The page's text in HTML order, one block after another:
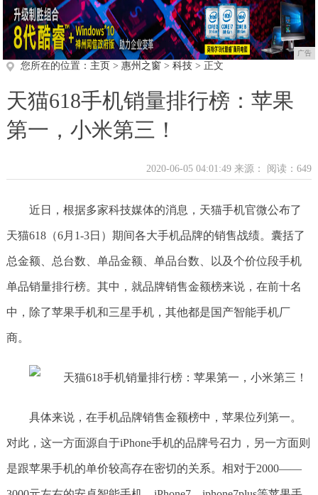
广告
您所在的位置： 主页 > 惠州之窗> 科技> 正文
天猫618手机销量排行榜：苹果
第一，小米第三！
2020-06-05 04:01:49 来源： 阅读：649
近日，根据多家科技媒体的消息，天猫手机官微公布了
天猫618（6月1-3日）期间各大手机品牌的销售战绩。囊括了
总金额、总台数、单品金额、单品台数、以及个价位段手机
单品销量排行榜。其中，就品牌销售金额榜来说，在前十名
中，除了苹果手机和三星手机，其他都是国产智能手机厂
商。
具体来说，在手机品牌销售金额榜中，苹果位列第一。
对此，这一方面源自于iPhone手机的品牌号召力，另一方面则
是跟苹果手机的单价较高存在密切的关系。相对于2000——